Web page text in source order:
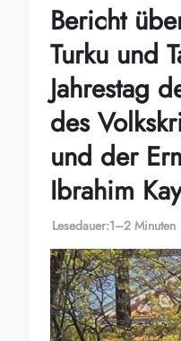
Bericht
Turku und
Jahrestag
des
und der
Ibrahim
Lesedauer:1–2 Minuten